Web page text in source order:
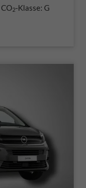
CO2-Klasse: G